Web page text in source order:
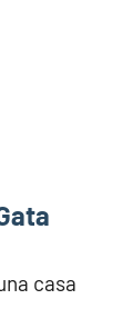
casa